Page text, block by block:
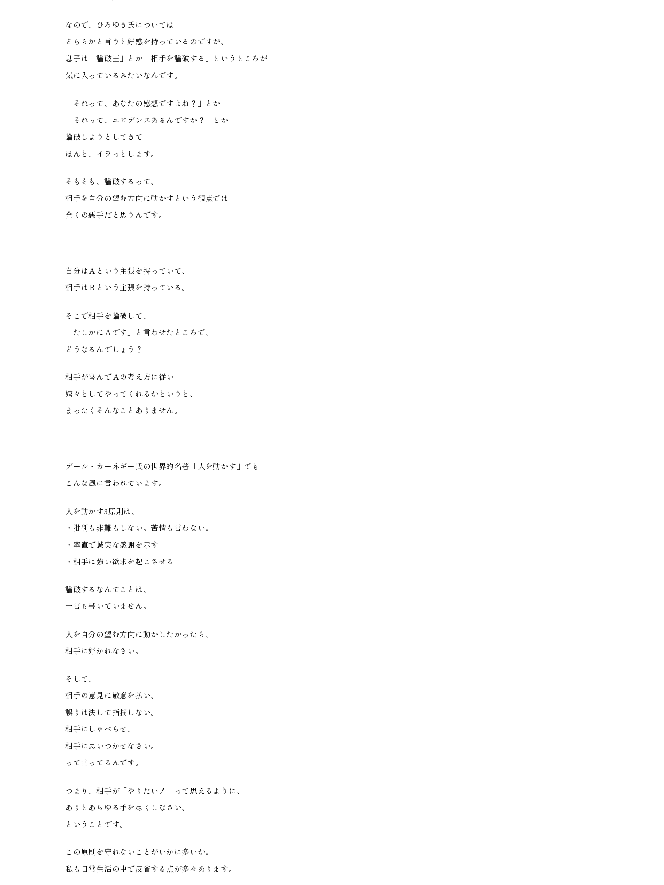
なので、ひろゆき氏については
どちらかと言うと好感を持っているのですが、
息子は「論破王」とか「相手を論破する」というところが
気に入っているみたいなんです。
「それって、あなたの感想ですよね？」とか
「それって、エビデンスあるんですか？」とか
論破しようとしてきて
ほんと、イラっとします。
そもそも、論破するって、
相手を自分の望む方向に動かすという観点では
全くの悪手だと思うんです。
自分はＡという主張を持っていて、
相手はＢという主張を持っている。
そこで相手を論破して、
「たしかにＡです」と言わせたところで、
どうなるんでしょう？
相手が喜んでＡの考え方に従い
嬉々としてやってくれるかというと、
まったくそんなことありません。
デール・カーネギー氏の世界的名著「人を動かす」でも
こんな風に言われています。
人を動かす3原則は、
・批判も非難もしない。苦情も言わない。
・率直で誠実な感謝を示す
・相手に強い欲求を起こさせる
論破するなんてことは、
一言も書いていません。
人を自分の望む方向に動かしたかったら、
相手に好かれなさい。
そして、
相手の意見に敬意を払い、
誤りは決して指摘しない。
相手にしゃべらせ、
相手に思いつかせなさい。
って言ってるんです。
つまり、相手が「やりたい！」って思えるように、
ありとあらゆる手を尽くしなさい、
ということです。
この原則を守れないことがいかに多いか。
私も日常生活の中で反省する点が多々あります。